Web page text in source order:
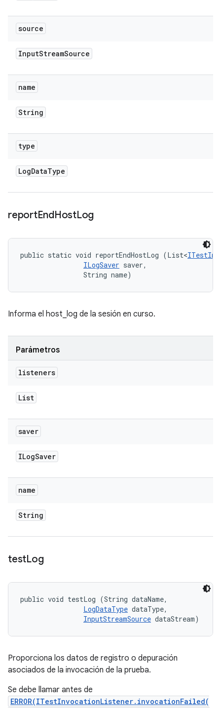
source
InputStreamSource
name
String
type
LogDataType
reportEndHostLog
public static void reportEndHostLog (List<
ILogSaver saver,
                String name)
Informa el host_log de la sesión en curso.
Parámetros
listeners
List
saver
ILogSaver
name
String
testLog
public void testLog (String dataName,
LogDataType dataType,
InputStreamSource dataStream)
Proporciona los datos de registro o depuración
asociados de la invocación de la prueba.
Se debe llamar antes de
ERROR(ITestInvocationListener.invocationFailed(